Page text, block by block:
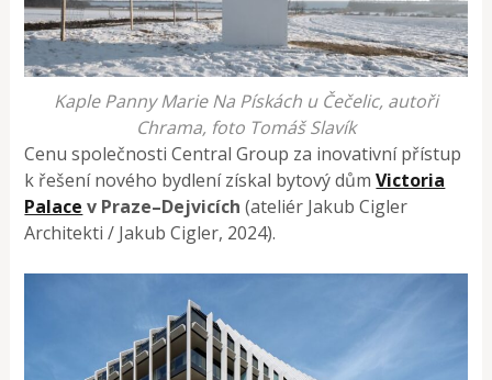
Kaple Panny Marie Na Pískách u Čečelic, autoři
Chrama, foto Tomáš Slavík
Cenu společnosti Central Group za inovativní přístup
k řešení nového bydlení získal bytový důmVictoria
Palace v Praze–Dejvicích (ateliér Jakub Cigler
Architekti / Jakub Cigler, 2024).